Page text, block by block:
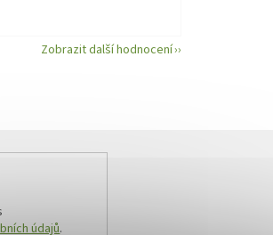
Zobrazit další hodnocení
údajů.